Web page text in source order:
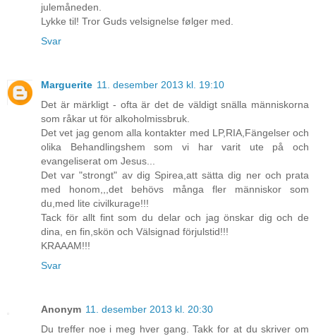
julemåneden.
Lykke til! Tror Guds velsignelse følger med.
Svar
Marguerite 11. desember 2013 kl. 19:10
Det är märkligt - ofta är det de väldigt snälla människorna
som råkar ut för alkoholmissbruk.
Det vet jag genom alla kontakter med LP,RIA,Fängelser och
olika Behandlingshem som vi har varit ute på och
evangeliserat om Jesus...
Det var "strongt" av dig Spirea,att sätta dig ner och prata
med honom,,,det behövs många fler människor som
du,med lite civilkurage!!!
Tack för allt fint som du delar och jag önskar dig och de
dina, en fin,skön och Välsignad förjulstid!!!
KRAAAM!!!
Svar
Anonym 11. desember 2013 kl. 20:30
Du treffer noe i meg hver gang. Takk for at du skriver om